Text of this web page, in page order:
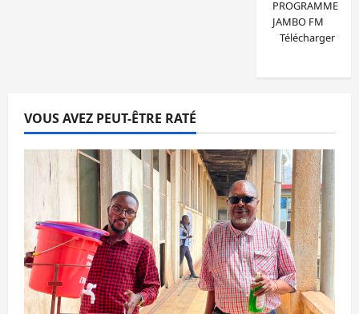
PROGRAMME
JAMBO FM
Télécharger
VOUS AVEZ PEUT-ÊTRE RATÉ